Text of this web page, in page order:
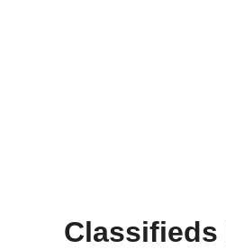
Classifieds